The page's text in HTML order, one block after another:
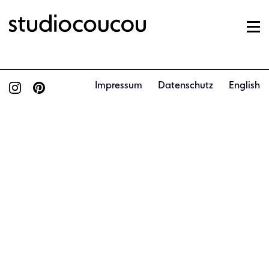
Impressum Datenschutz English